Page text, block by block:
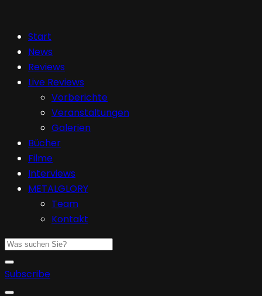
Start
News
Reviews
Live Reviews
Vorberichte
Veranstaltungen
Galerien
Bücher
Filme
Interviews
METALGLORY
Team
Kontakt
Subscribe